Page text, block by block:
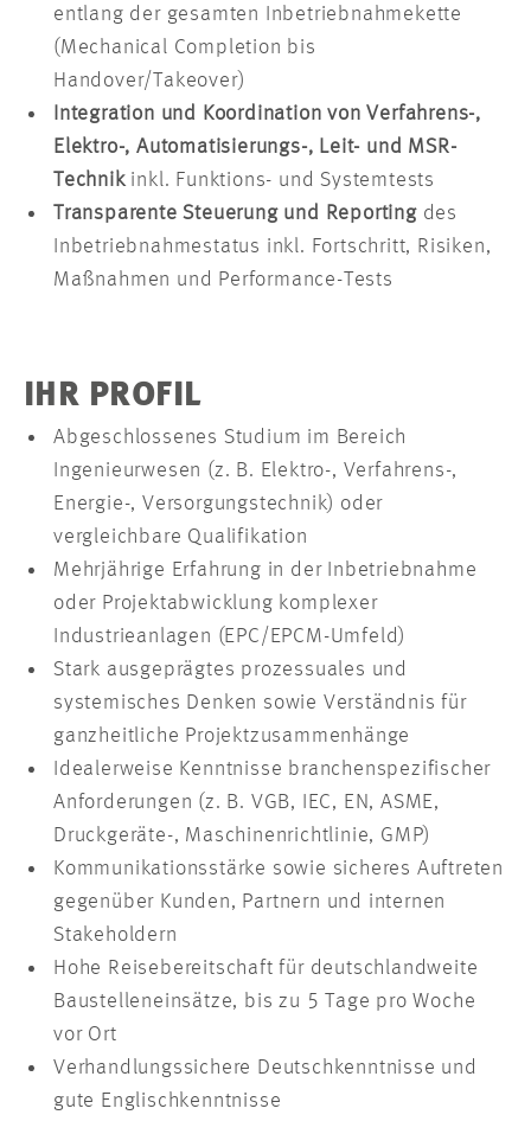
entlang der gesamten Inbetriebnahmekette
(Mechanical Completion bis
Handover/Takeover)
Integration und Koordination von Verfahrens-,
Elektro-, Automatisierungs-, Leit- und MSR-
Technik inkl. Funktions- und Systemtests
Transparente Steuerung und Reportingdes
Inbetriebnahmestatus inkl. Fortschritt, Risiken,
Maßnahmen und Performance-Tests
IHR PROFIL
Abgeschlossenes Studium im Bereich
Ingenieurwesen (z. B. Elektro-, Verfahrens-,
Energie-, Versorgungstechnik) oder
vergleichbare Qualifikation
Mehrjährige Erfahrung in der Inbetriebnahme
oder Projektabwicklung komplexer
Industrieanlagen (EPC/EPCM-Umfeld)
Stark ausgeprägtes prozessuales und
systemisches Denken sowie Verständnis für
ganzheitliche Projektzusammenhänge
Idealerweise Kenntnisse branchenspezifischer
Anforderungen (z. B. VGB, IEC, EN, ASME,
Druckgeräte-, Maschinenrichtlinie, GMP)
Kommunikationsstärke sowie sicheres Auftreten
gegenüber Kunden, Partnern und internen
Stakeholdern
Hohe Reisebereitschaft für deutschlandweite
Baustelleneinsätze, bis zu 5 Tage pro Woche
vor Ort
Verhandlungssichere Deutschkenntnisse und
gute Englischkenntnisse